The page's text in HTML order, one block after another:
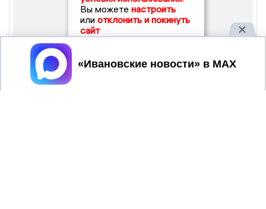
Вы можете настроить
или отклонить и покинуть
сайт
Принять